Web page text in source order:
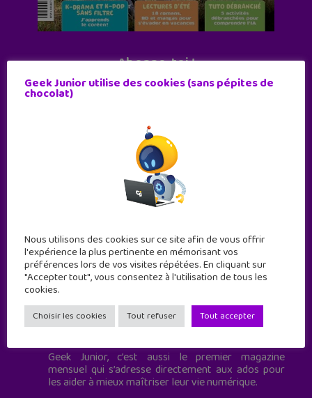
Abonne-toi !
11 numéros par an
JE M'ABONNE !
Geek Junior est le premier site de culture numérique
à destination des adolescents.
Geek Junior, c’est aussi le premier magazine
mensuel qui s’adresse directement aux ados pour
les aider à mieux maîtriser leur vie numérique.
Geek Junior utilise des cookies (sans pépites de
chocolat)
Nous utilisons des cookies sur ce site afin de vous offrir
l'expérience la plus pertinente en mémorisant vos
préférences lors de vos visites répétées. En cliquant sur
"Accepter tout", vous consentez à l'utilisation de tous les
cookies.
Choisir les cookies Tout refuser Tout accepter